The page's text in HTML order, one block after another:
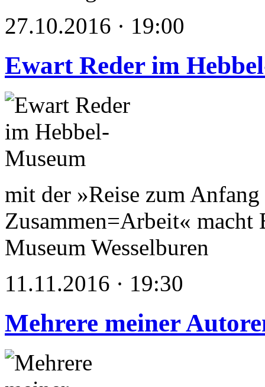
27.10.2016 · 19:00
Ewart Reder im
mit der »Reise zum
Zusammen=Arbeit« macht
Museum Wesselburen
11.11.2016 · 19:30
Mehrere meiner